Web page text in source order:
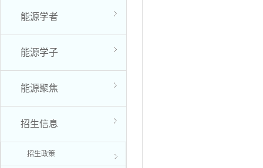
能源学者
能源学子
能源聚焦
招生信息
招生政策